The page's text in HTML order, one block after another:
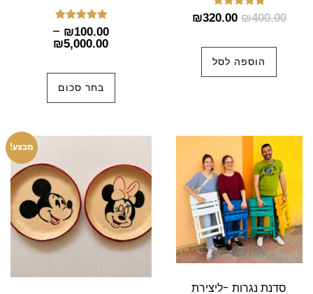
דורג
5.00
₪400.00
₪320.00
הוספה לסל
דורג
5.00
מתוך 5
₪100.00
–
₪5,000.00
בחר סכום
סדנת נגרות -ליצירת
מבצע! המחיר
היה:
₪500.00.
המחיר
הנוכחי
הוא: